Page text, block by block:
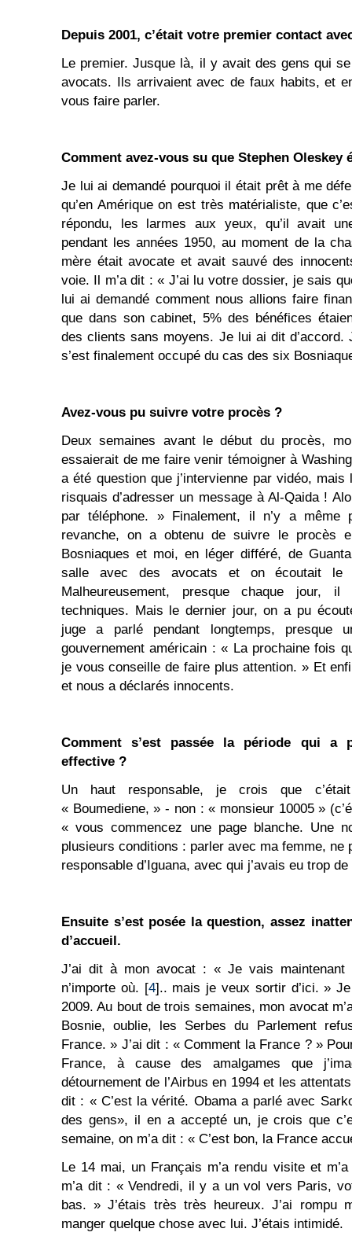
Depuis 2001, c’était votre premier contact
Le premier. Jusque là, il y avait des gens qui
avocats. Ils arrivaient avec de faux habits, et
vous faire parler.
Comment avez-vous su que Stephen Oleskey
Je lui ai demandé pourquoi il était prêt à me
qu’en Amérique on est très matérialiste, que
répondu, les larmes aux yeux, qu’il avait
pendant les années 1950, au moment de la
mère était avocate et avait sauvé des
voie. Il m’a dit : « J’ai lu votre dossier, je sais
lui ai demandé comment nous allions faire
que dans son cabinet, 5% des bénéfices
des clients sans moyens. Je lui ai dit d’accord.
s’est finalement occupé du cas des six
Avez-vous pu suivre votre procès ?
Deux semaines avant le début du procès,
essaierait de me faire venir témoigner à
a été question que j’intervienne par vidéo,
risquais d’adresser un message à Al-Qaida !
par téléphone. » Finalement, il n’y a même
revanche, on a obtenu de suivre le procès
Bosniaques et moi, en léger différé, de
salle avec des avocats et on écoutait le
Malheureusement, presque chaque jour,
techniques. Mais le dernier jour, on a pu
juge a parlé pendant longtemps, presque
gouvernement américain : « La prochaine fois
je vous conseille de faire plus attention. » Et
et nous a déclarés innocents.
Comment s’est passée la période qui a
effective ?
Un haut responsable, je crois que
« Boumediene, » - non : « monsieur 10005 »
« vous commencez une page blanche. Une
plusieurs conditions : parler avec ma femme, ne
responsable d’Iguana, avec qui j’avais eu trop
Ensuite s’est posée la question, assez
d’accueil.
J’ai dit à mon avocat : « Je vais maintenant
n’importe où. [4].. mais je veux sortir d’ici. »
2009. Au bout de trois semaines, mon avocat
Bosnie, oublie, les Serbes du Parlement
France. » J’ai dit : « Comment la France ? »
France, à cause des amalgames que
détournement de l’Airbus en 1994 et les
dit : « C’est la vérité. Obama a parlé avec
des gens», il en a accepté un, je crois que
semaine, on m’a dit : « C’est bon, la France
Le 14 mai, un Français m’a rendu visite et
m’a dit : « Vendredi, il y a un vol vers Paris,
bas. » J’étais très très heureux. J’ai rompu
manger quelque chose avec lui. J’étais intimidé.